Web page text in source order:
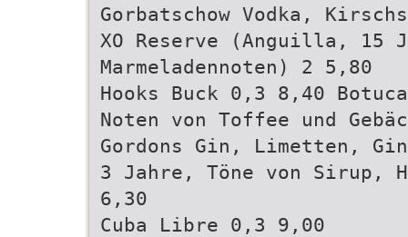
Gorbatschow Vodka,
XO Reserve (Anguilla, 15
Marmeladennoten) 2 5,80
Hooks Buck 0,3 8,40
Noten von Toffee und
Gordons Gin, Limetten,
3 Jahre, Töne von Sirup,
6,30
Cuba Libre 0,3 9,00